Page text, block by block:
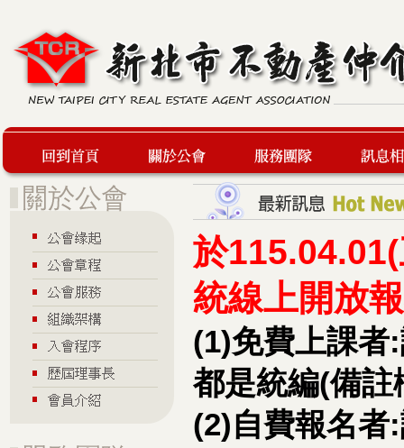
服務團隊 最新訊息
於
統線上開放
(1)免費上課者
都是統編(備
(2)自費報名者